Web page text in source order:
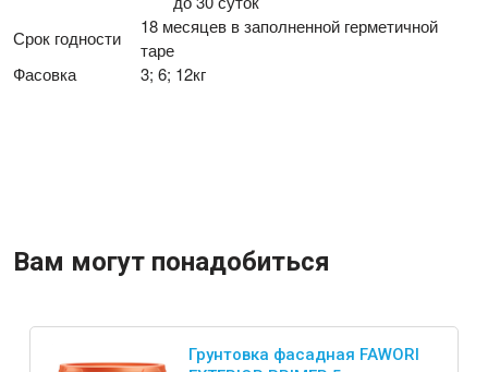
Срок годности
18 месяцев в заполненной герметичной
таре
Фасовка
3; 6; 12кг
Вам могут понадобиться
Грунтовка фасадная FAWORI